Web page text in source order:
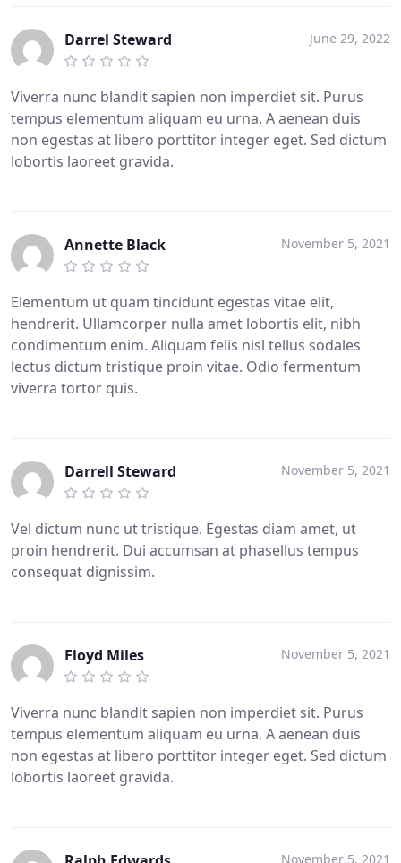
Darrel Steward June 29, 2022
Viverra nunc blandit sapien non imperdiet sit. Purus
tempus elementum aliquam eu urna. A aenean duis
non egestas at libero porttitor integer eget. Sed dictum
lobortis laoreet gravida.
Annette Black November 5, 2021
Elementum ut quam tincidunt egestas vitae elit,
hendrerit. Ullamcorper nulla amet lobortis elit, nibh
condimentum enim. Aliquam felis nisl tellus sodales
lectus dictum tristique proin vitae. Odio fermentum
viverra tortor quis.
Darrell Steward November 5, 2021
Vel dictum nunc ut tristique. Egestas diam amet, ut
proin hendrerit. Dui accumsan at phasellus tempus
consequat dignissim.
Floyd Miles November 5, 2021
Viverra nunc blandit sapien non imperdiet sit. Purus
tempus elementum aliquam eu urna. A aenean duis
non egestas at libero porttitor integer eget. Sed dictum
lobortis laoreet gravida.
November 5, 2021